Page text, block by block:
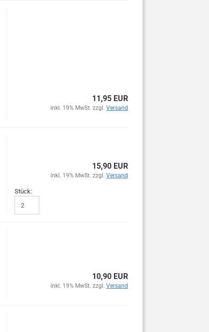
11,95 EUR
inkl. 19% MwSt. zzgl. Versand
15,90 EUR
inkl. 19% MwSt. zzgl. Versand
Stück:
10,90 EUR
inkl. 19% MwSt. zzgl. Versand